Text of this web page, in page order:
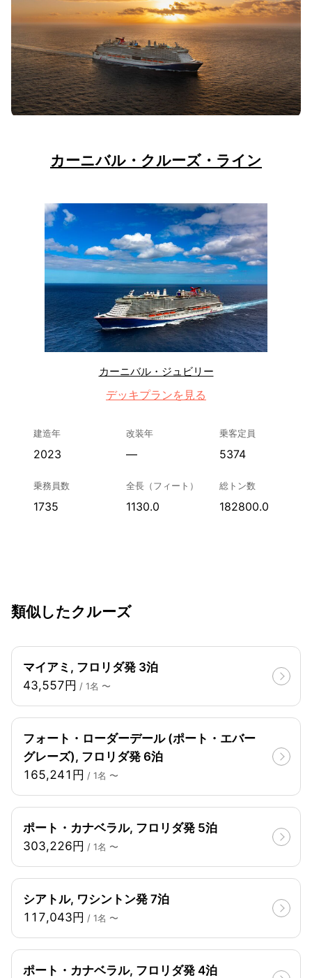
カーニバル・クルーズ・ライン
カーニバル・ジュビリー
デッキプランを見る
建造年
2023
改装年
—
乗客定員
5374
乗務員数
1735
全長（フィート）
1130.0
総トン数
182800.0
類似したクルーズ
マイアミ, フロリダ発 3泊
43,557円 / 1名 〜
フォート・ローダーデール (ポート・エバー
グレーズ), フロリダ発 6泊
165,241円 / 1名 〜
ポート・カナベラル, フロリダ発 5泊
303,226円 / 1名 〜
シアトル, ワシントン発 7泊
117,043円 / 1名 〜
ポート・カナベラル, フロリダ発 4泊